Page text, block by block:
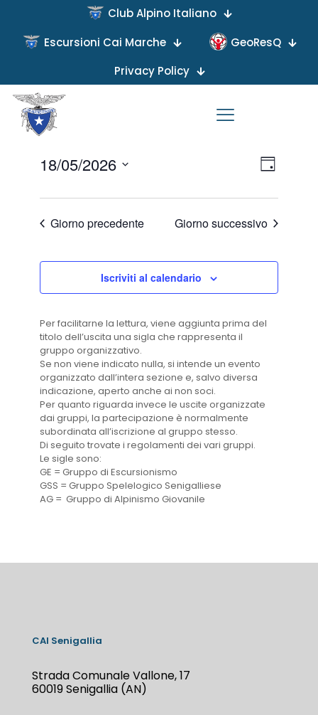
Club Alpino Italiano
Escursioni Cai Marche
GeoResQ
Privacy Policy
Nessun eventi in programma per 18 Maggio 2026.
Viste
Evento
Giorno
18/05/2026
data.
Giorno precedente Giorno successivo
Iscriviti al calendario
Per facilitarne la lettura, viene aggiunta prima del
titolo dell’uscita una sigla che rappresenta il
gruppo organizzativo.
Se non viene indicato nulla, si intende un evento
organizzato dall’intera sezione e, salvo diversa
indicazione, aperto anche ai non soci.
Per quanto riguarda invece le uscite organizzate
dai gruppi, la partecipazione è normalmente
subordinata all’iscrizione al gruppo stesso.
Di seguito trovate i regolamenti dei vari gruppi.
Le sigle sono:
GE = Gruppo di Escursionismo
GSS = Gruppo Spelelogico Senigalliese
AG = Gruppo di Alpinismo Giovanile
CAI Senigallia
Strada Comunale Vallone, 17
60019 Senigallia (AN)